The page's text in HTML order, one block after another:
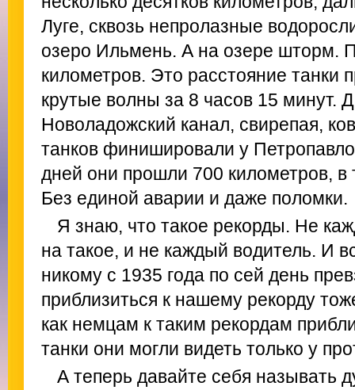
Луге, сквозь непролазные
озеро Ильмень. А на озере шторм.
километров. Это расстояние танки
крутые волны за 8 часов 15 минут.
Новоладожский канал, свирепая,
танков финишировали у
дней они прошли 700 километров,
Без единой аварии и даже поломки.
Я знаю, что такое рекорды. Не
на такое, и не каждый водитель. И
никому с 1935 года по сей день
приблизиться к нашему рекорду
как немцам к таким рекордам
танки они могли видеть только у
А теперь давайте себя называть